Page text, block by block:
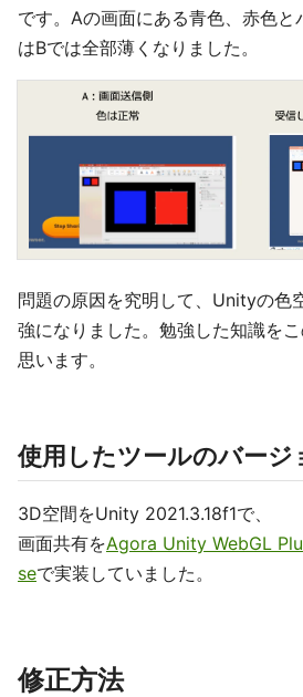
です。Aの画面にある青色、赤色と
はBでは全部薄くなりました。
問題の原因を究明して、Unityの色
強になりました。勉強した知識を
思います。
使用したツールのバージ
3D空間をUnity 2021.3.18f1で、
画面共有をAgora Unity WebGL
seで実装していました。
修正方法